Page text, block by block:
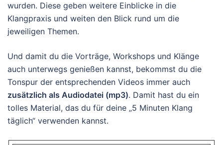
wurden. Diese geben weitere Einblicke in die
Klangpraxis und weiten den Blick rund um die
jeweiligen Themen.
Und damit du die Vorträge, Workshops und Klänge
auch unterwegs genießen kannst, bekommst du die
Tonspur der entsprechenden Videos immer auch
zusätzlich als Audiodatei (mp3). Damit hast du ein
tolles Material, das du für deine „5 Minuten Klang
täglich“ verwenden kannst.